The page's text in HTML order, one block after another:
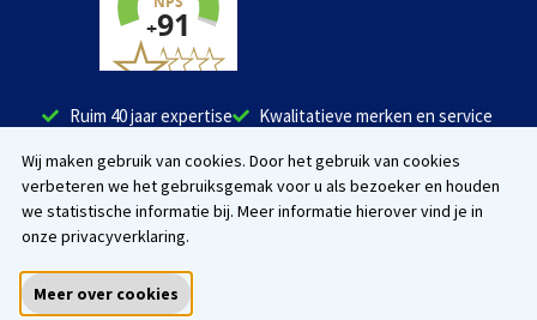
Ruim 40 jaar expertise
Kwalitatieve merken en service
Instagram
Wij maken gebruik van cookies. Door het gebruik van cookies
verbeteren we het gebruiksgemak voor u als bezoeker en houden
we statistische informatie bij. Meer informatie hierover vind je in
onze privacyverklaring.
Meer over cookies